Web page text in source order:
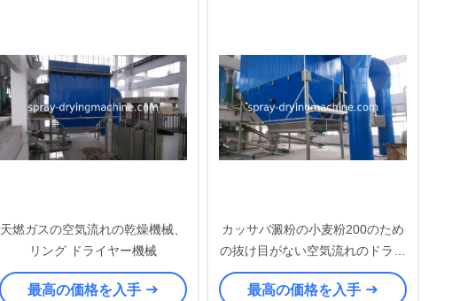
天燃ガスの空気流れの乾燥機械、
リング ドライヤー機械
最高の価格を入手
カッサバ澱粉の小麦粉200のため
の抜け目がない空気流れのドライ
ヤー機械を- 8000kg/H容量回して
下さい
最高の価格を入手